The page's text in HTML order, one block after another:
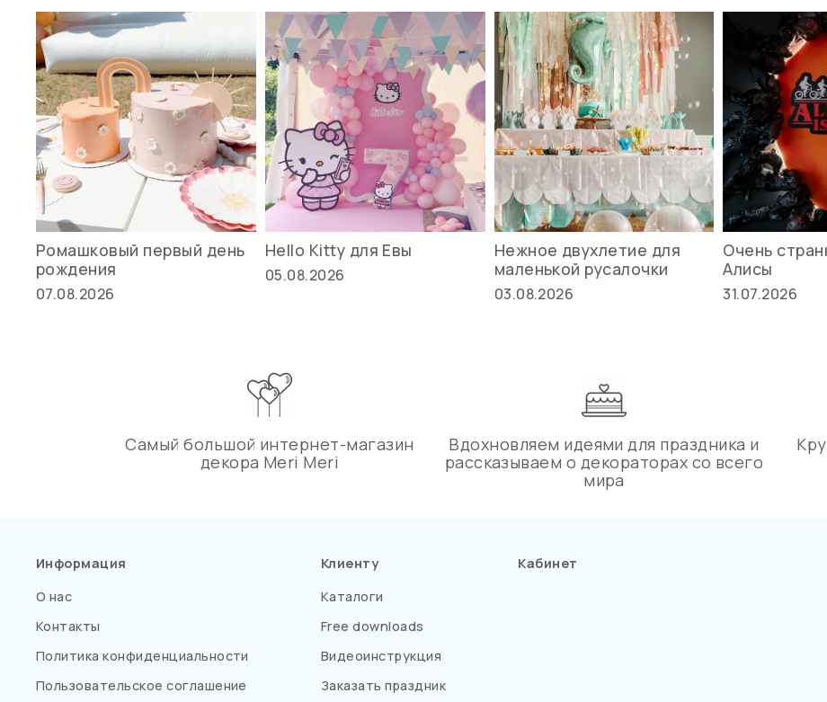
Ромашковый первый день
рождения
07.08.2026
Hello Kitty для Евы
05.08.2026
Нежное двухлетие для
маленькой русалочки
03.08.2026
Очень
Алисы
31.07.2026
Самый большой интернет-магазин
декора Meri Meri
Вдохновляем идеями для праздника и
рассказываем о декораторах со всего
мира
Информация
О нас
Контакты
Политика конфиденциальности
Пользовательское соглашение
Клиенту
Каталоги
Free downloads
Видеоинструкция
Заказать праздник
Кабинет